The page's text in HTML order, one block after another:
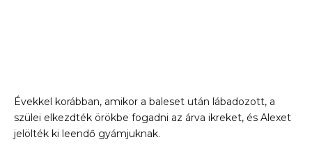
Évekkel korábban, amikor a baleset után lábadozott, a
szülei elkezdték örökbe fogadni az árva ikreket, és Alexet
jelölték ki leendő gyámjuknak.